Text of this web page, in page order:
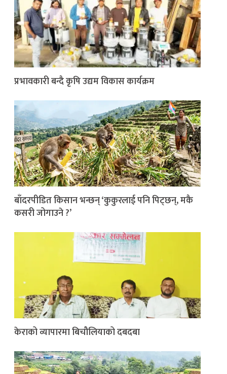
प्रभावकारी बन्दै कृषि उद्यम विकास कार्यक्रम
बाँदरपीडित किसान भन्छन् ‘कुकुरलाई पनि पिट्छन्, मकै
कसरी जोगाउने ?’
केराको व्यापारमा बिचौलियाको दबदबा